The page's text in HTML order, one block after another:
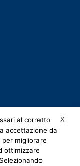
X
al corretto
accettazione da
per migliorare
ottimizzare